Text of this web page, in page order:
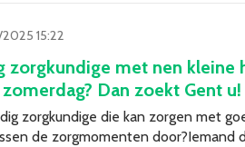
15:22
zorgkundige met nen kleine
Dan zoekt Gent u!
zorgkundige die kan zorgen met
de zorgmomenten door?Iemand